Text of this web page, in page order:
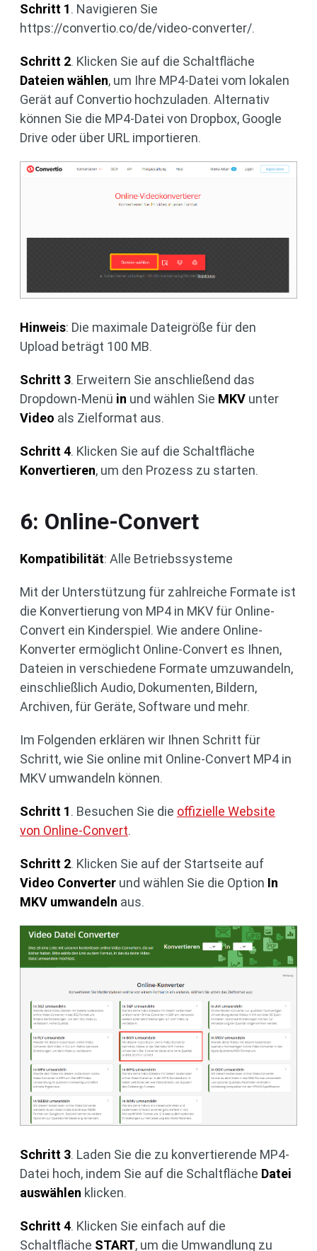
Schritt 1. Navigieren Sie
https://convertio.co/de/video-converter/.
Schritt 2. Klicken Sie auf die Schaltfläche
Dateien wählen, um Ihre MP4-Datei vom lokalen
Gerät auf Convertio hochzuladen. Alternativ
können Sie die MP4-Datei von Dropbox, Google
Drive oder über URL importieren.
Hinweis: Die maximale Dateigröße für den
Upload beträgt 100 MB.
Schritt 3. Erweitern Sie anschließend das
Dropdown-Menü in und wählen Sie MKV unter
Video als Zielformat aus.
Schritt 4. Klicken Sie auf die Schaltfläche
Konvertieren, um den Prozess zu starten.
6: Online-Convert
Kompatibilität: Alle Betriebssysteme
Mit der Unterstützung für zahlreiche Formate ist
die Konvertierung von MP4 in MKV für Online-
Convert ein Kinderspiel. Wie andere Online-
Konverter ermöglicht Online-Convert es Ihnen,
Dateien in verschiedene Formate umzuwandeln,
einschließlich Audio, Dokumenten, Bildern,
Archiven, für Geräte, Software und mehr.
Im Folgenden erklären wir Ihnen Schritt für
Schritt, wie Sie online mit Online-Convert MP4 in
MKV umwandeln können.
Schritt 1. Besuchen Sie die offizielle Website
von Online-Convert.
Schritt 2. Klicken Sie auf der Startseite auf
Video Converter und wählen Sie die Option In
MKV umwandeln aus.
Schritt 3. Laden Sie die zu konvertierende MP4-
Datei hoch, indem Sie auf die Schaltfläche Datei
auswählen klicken.
Schritt 4. Klicken Sie einfach auf die
Schaltfläche START, um die Umwandlung zu